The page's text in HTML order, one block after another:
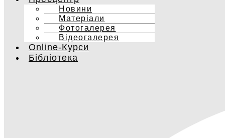
Новини
Матеріали
Фотогалерея
Відеогалерея
Online-Курси
Бібліотека